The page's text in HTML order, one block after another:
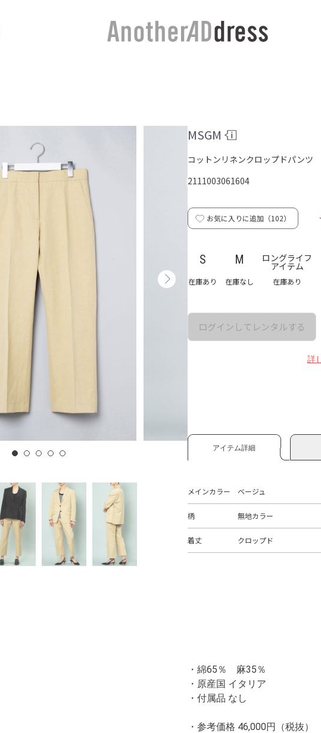
MSGM
コットンリネンクロップドパンツ
2111003061604
お気に入りに追加（102）
S
在庫あり
M
在庫なし
ロングライフ
アイテム
在庫あり
ログインしてレンタルする
詳
アイテム詳細
メインカラー ベージュ
柄 無地カラー
着丈 クロップド
・綿65％ 麻35％
・原産国 イタリア
・付属品 なし
・参考価格 46,000円（税抜）